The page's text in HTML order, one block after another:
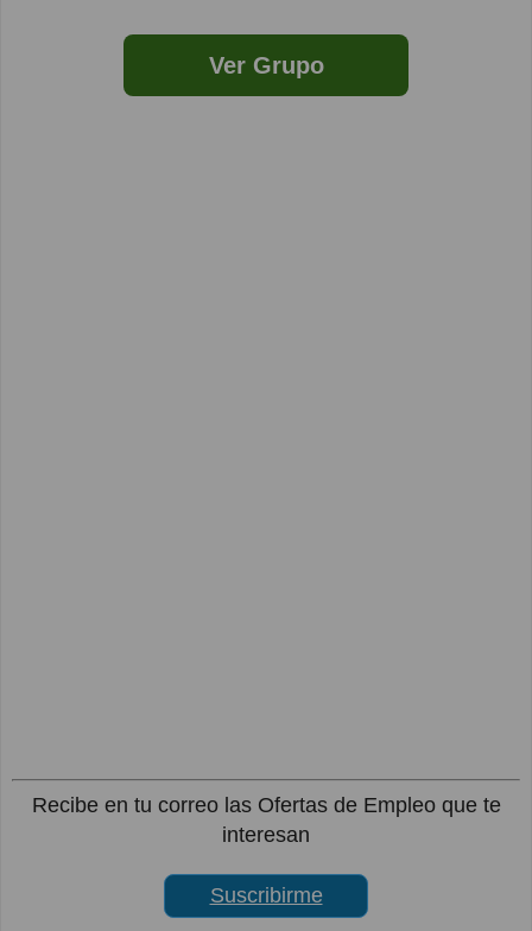
Ver Grupo
Recibe en tu correo las Ofertas de Empleo que te
interesan
Suscribirme